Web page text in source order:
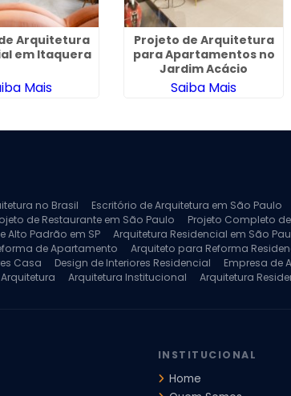
Arquitetura
em Itaquera
Mais
Projeto de Arquitetura
para Apartamentos no
Jardim Acácio
Saiba Mais
no Brasil
Escritório de Arquitetura em São Paulo
de Restaurante em São Paulo
Projeto Completo
Alto Padrão em SP
Arquitetura Residencial em São
de Apartamento
Arquiteto para Reforma
Casa
Design de Interiores Residencial Empresa de
Arquitetura Institucional Arquitetura
INSTITUCIONAL
Home